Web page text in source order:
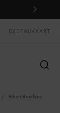
CADEAUKAART
Bikini Broekjes